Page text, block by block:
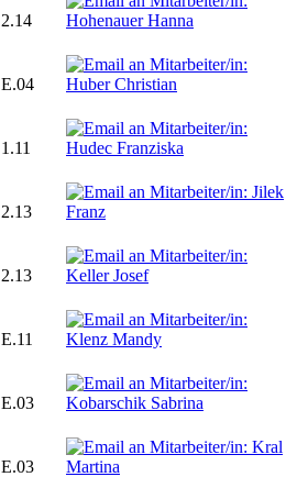
2.14
E.04
1.11
2.13
2.13
E.11
E.03
E.03